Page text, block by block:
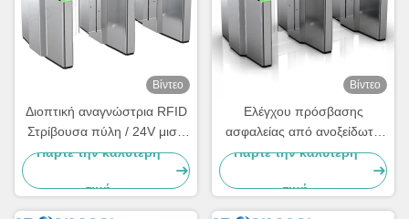
Βίντεο
Διοπτική αναγνώστρια RFID
Στρίβουσα πύλη / 24V μισό
ύψος πύλη πύλης
Πάρτε την καλύτερη
τιμή
Βίντεο
Ελέγχου πρόσβασης
ασφαλείας από ανοξείδωτο
χάλυβα
Πάρτε την καλύτερη
τιμή